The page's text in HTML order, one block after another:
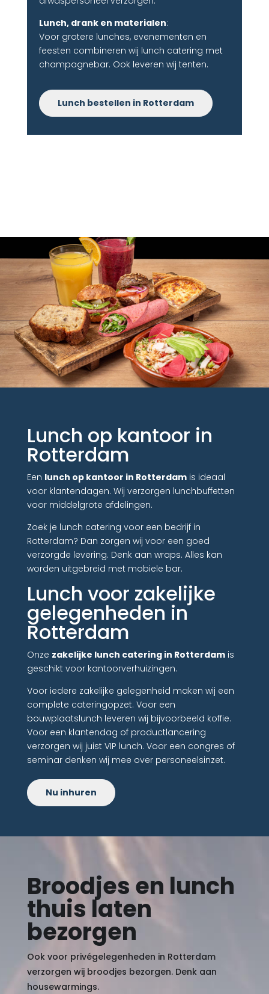
Lunch, drank en materialen:
Voor grotere lunches, evenementen en
feesten combineren wij lunch catering met
champagnebar. Ook leveren wij tenten.
Lunch bestellen in Rotterdam
Lunch op kantoor in
Rotterdam
Een lunch op kantoor in Rotterdamis ideaal
voor klantendagen. Wij verzorgen lunchbuffetten
voor middelgrote afdelingen.
Zoek je lunch catering voor een bedrijf in
Rotterdam? Dan zorgen wij voor een goed
verzorgde levering. Denk aan wraps. Alles kan
worden uitgebreid met mobiele bar.
Lunch voor zakelijke
gelegenheden in
Rotterdam
Onze zakelijke lunch catering in Rotterdamis
geschikt voor kantoorverhuizingen.
Voor iedere zakelijke gelegenheid maken wij een
complete cateringopzet. Voor een
bouwplaatslunch leveren wij bijvoorbeeld koffie.
Voor een klantendag of productlancering
verzorgen wij juist VIP lunch. Voor een congres of
seminar denken wij mee over personeelsinzet.
Nu inhuren
Broodjes en lunch
thuis laten
bezorgen
Ook voor privégelegenheden in Rotterdam
verzorgen wij broodjes bezorgen. Denk aan
housewarmings.